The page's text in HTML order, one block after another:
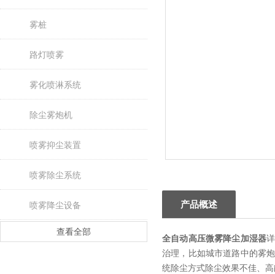
雾桩
路灯喷雾
雾化喷淋系统
除尘雾炮机
喷雾抑尘装置
喷雾除尘系统
喷雾降尘设备
查看全部
产品概述
全自动高压微雾降尘加湿器
治理，比如城市道路中的雾
统除尘方式除尘效果不佳、